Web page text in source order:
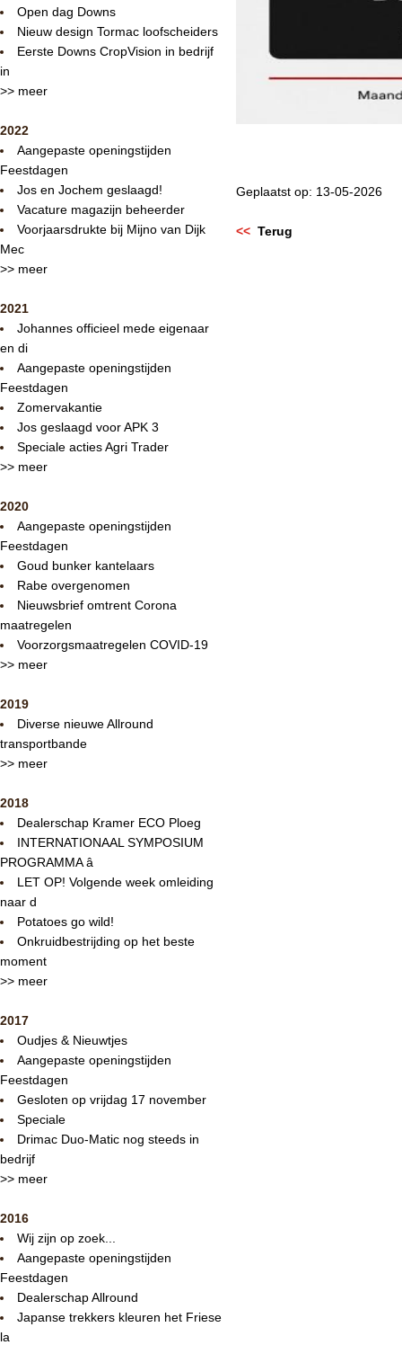
Open dag Downs
Nieuw design Tormac loofscheiders
Eerste Downs CropVision in bedrijf
in
>> meer
2022
Aangepaste openingstijden
Feestdagen
Jos en Jochem geslaagd!
Vacature magazijn beheerder
Voorjaarsdrukte bij Mijno van Dijk
Mec
>> meer
2021
Johannes officieel mede eigenaar
en di
Aangepaste openingstijden
Feestdagen
Zomervakantie
Jos geslaagd voor APK 3
Speciale acties Agri Trader
>> meer
2020
Aangepaste openingstijden
Feestdagen
Goud bunker kantelaars
Rabe overgenomen
Nieuwsbrief omtrent Corona
maatregelen
Voorzorgsmaatregelen COVID-19
>> meer
2019
Diverse nieuwe Allround
transportbande
>> meer
2018
Dealerschap Kramer ECO Ploeg
INTERNATIONAAL SYMPOSIUM
PROGRAMMA â
LET OP! Volgende week omleiding
naar d
Potatoes go wild!
Onkruidbestrijding op het beste
moment
>> meer
2017
Oudjes & Nieuwtjes
Aangepaste openingstijden
Feestdagen
Gesloten op vrijdag 17 november
Speciale
Drimac Duo-Matic nog steeds in
bedrijf
>> meer
2016
Wij zijn op zoek...
Aangepaste openingstijden
Feestdagen
Dealerschap Allround
Japanse trekkers kleuren het Friese
la
Geplaatst op: 13-05-2026
<< Terug